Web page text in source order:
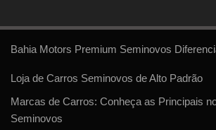
Bahia Motors Premium Seminovos
Loja de Carros Seminovos de Alto Padrão
Marcas de Carros: Conheça as Principais
Seminovos